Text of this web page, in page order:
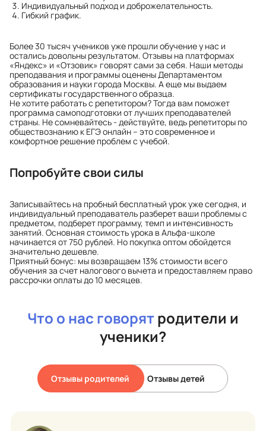
Индивидуальный подход и доброжелательность.
Гибкий график.
Более 30 тысяч учеников уже прошли обучение у нас и
остались довольны результатом. Отзывы на платформах
«Яндекс» и «Отзовик» говорят сами за себя. Наши методы
преподавания и программы оценены Департаментом
образования и науки города Москвы. А еще мы выдаем
сертификаты государственного образца.
Не хотите работать с репетитором? Тогда вам поможет
программа самоподготовки от лучших преподавателей
страны. Не сомневайтесь - действуйте, ведь репетиторы по
обществознанию к ЕГЭ онлайн – это современное и
комфортное решение проблем с учебой.
Попробуйте свои силы
Записывайтесь на пробный бесплатный урок уже сегодня, и
индивидуальный преподаватель разберет ваши проблемы с
предметом, подберет программу, темп и интенсивность
занятий. Основная стоимость урока в Альфа-школе
начинается от 750 рублей. Но покупка оптом обойдется
значительно дешевле.
Приятный бонус: мы возвращаем 13% стоимости всего
обучения за счет налогового вычета и предоставляем право
рассрочки оплаты до 10 месяцев.
Что о нас говорятродители и
ученики?
Отзывы родителей Отзывы детей